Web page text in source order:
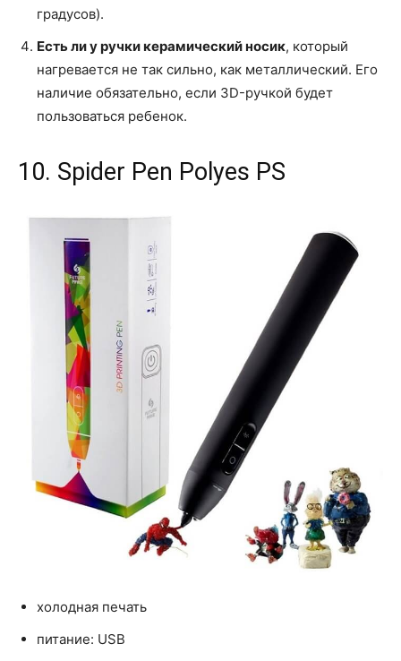
градусов).
Есть ли у ручки керамический носик, который
нагревается не так сильно, как металлический. Его
наличие обязательно, если 3D-ручкой будет
пользоваться ребенок.
10. Spider Pen Polyes PS
холодная печать
питание: USB